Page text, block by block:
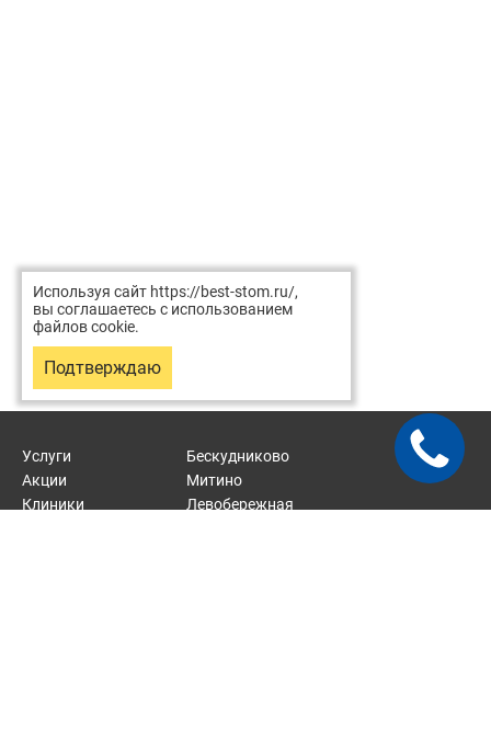
Услуги
Акции
Клиники
Бескудниково
Митино
Левобережная
Используя сайт https://best-stom.ru/,
вы соглашаетесь с использованием
файлов cookie.
Подтверждаю